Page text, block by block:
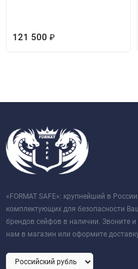
121 500 ₽
«FORMAT SAFE»: крупнейший в
комплектующих для безопасности
брендов сейфов в наличии. Звоните
нам в магазин или оформите